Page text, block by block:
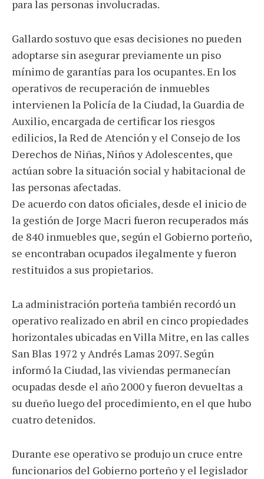
para las personas involucradas.
Gallardo sostuvo que esas decisiones no pueden
adoptarse sin asegurar previamente un piso
mínimo de garantías para los ocupantes. En los
operativos de recuperación de inmuebles
intervienen la Policía de la Ciudad, la Guardia de
Auxilio, encargada de certificar los riesgos
edilicios, la Red de Atención y el Consejo de los
Derechos de Niñas, Niños y Adolescentes, que
actúan sobre la situación social y habitacional de
las personas afectadas.
De acuerdo con datos oficiales, desde el inicio de
la gestión de Jorge Macri fueron recuperados más
de 840 inmuebles que, según el Gobierno porteño,
se encontraban ocupados ilegalmente y fueron
restituidos a sus propietarios.
La administración porteña también recordó un
operativo realizado en abril en cinco propiedades
horizontales ubicadas en Villa Mitre, en las calles
San Blas 1972 y Andrés Lamas 2097. Según
informó la Ciudad, las viviendas permanecían
ocupadas desde el año 2000 y fueron devueltas a
su dueño luego del procedimiento, en el que hubo
cuatro detenidos.
Durante ese operativo se produjo un cruce entre
funcionarios del Gobierno porteño y el legislador